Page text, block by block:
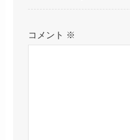
コメント ※